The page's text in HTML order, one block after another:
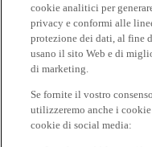
cookie analitici per
privacy e conformi alle
protezione dei dati, al fine
usano il sito Web e di
di marketing.
Se fornite il vostro
utilizzeremo anche i
cookie di social media: